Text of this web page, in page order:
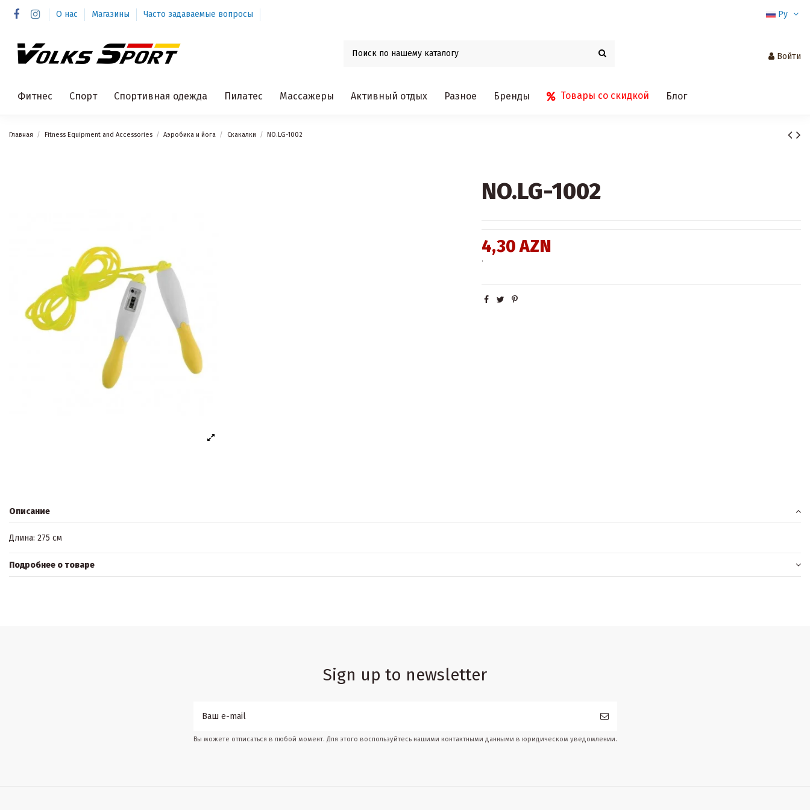
О нас Магазины Часто задаваемые вопросы Ру
Войти
Фитнес Спорт Спортивная одежда Пилатес Массажеры Активный отдых Разное Бренды Товары со скидкой Блог
Главная Fitness Equipment and Accessories Аэробика и йога Скакалки NO.LG-1002
NO.LG-1002
4,30 AZN
.
Описание
Длина: 275 см
Подробнее о товаре
Sign up to newsletter
Вы можете отписаться в любой момент. Для этого воспользуйтесь нашими контактными данными в юридическом уведомлении.